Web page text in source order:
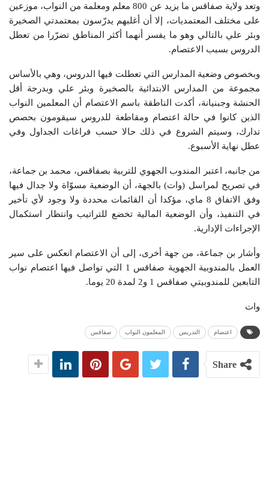
وتعد ولاية صفاقس ما يزيد عن 800 معلم ومعلمة من النواب، موزعين
على مختلف المعتمديات، إلا أن أغلبهم يدرّسون بمعتمدتي الصخيرة
وبئر علي بالتالي وهو ما يفسر أنهما أكثر المناطق تضرّرا من تعطل
الدروس بسبب الاعتصام.
وبخصوص وضعية المدارس التي تعطلت فيها الدروس، وهي بالأساس
مجموعة من المدارس الابتدائية بالصخيرة وبئر علي وبدرجة أقل
الحنشة وجبنيانة، أكدت الناطقة باسم الاعتصام أن المعلمين النواب
الذين كانوا في حالة اعتصام ومقاطعة للدروس سيقومون بحصص
تدارك، وسيتم الشروع في ذلك حالا حسب فراغات الجداول وفي
عطل نهاية الأسبوع.
من جانبه، اعتبر المندوب الجهوي للتربية بصفاقس، محمد بن جماعة،
في تصريح لمراسل (وات) بالجهة، أن الوضعية مسوّاة ولا جدال فيها
وفق الاتفاق 8 ماي، مؤكدا أن القائمات محددة ولا وجود لأي تأخير
في التنفيذ، وأن الوضعية المالية تخضع للتراتيب وانتظار استكمال
الإجراءات الإدارية.
وأشار بن جماعة، من جهة أخرى، إلى أن الاعتصام انعكس على سير
العمل بالمندوبية الجهوية صفاقس 1 التي تواصل فيها اعتصام نواب
التابعين للمندوبيتي صفاقس 1 و2 لمدة 20 يوما.
وات
اعتصام التدريس المعلمون النواب صفاقس
Share